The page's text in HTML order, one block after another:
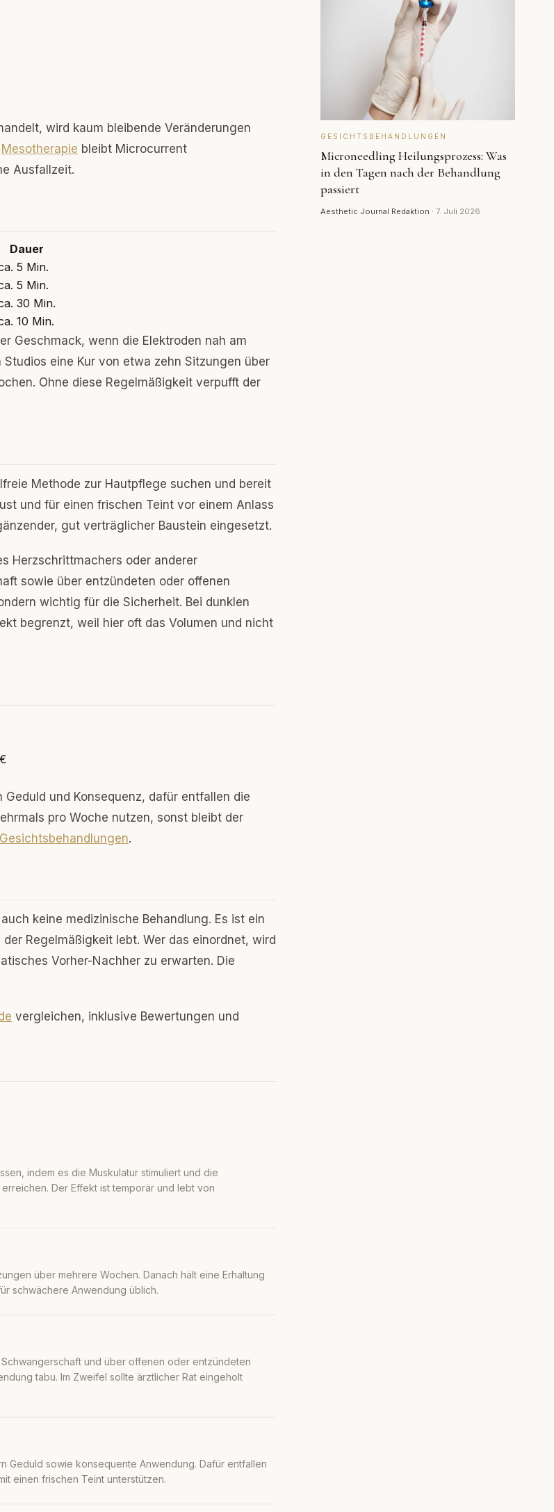
wird kaum bleibende Veränderungen
Mesotherapie bleibt Microcurrent
Ausfallzeit.
Dauer
5 Min.
5 Min.
30 Min.
10 Min.
Geschmack, wenn die Elektroden nah am
eine Kur von etwa zehn Sitzungen über
Ohne diese Regelmäßigkeit verpufft der
Methode zur Hautpflege suchen und bereit
und für einen frischen Teint vor einem Anlass
gut verträglicher Baustein eingesetzt.
Herzschrittmachers oder anderer
sowie über entzündeten oder offenen
wichtig für die Sicherheit. Bei dunklen
begrenzt, weil hier oft das Volumen und nicht
und Konsequenz, dafür entfallen die
pro Woche nutzen, sonst bleibt der
Gesichtsbehandlungen.
keine medizinische Behandlung. Es ist ein
Regelmäßigkeit lebt. Wer das einordnet, wird
Vorher-Nachher zu erwarten. Die
vergleichen, inklusive Bewertungen und
indem es die Muskulatur stimuliert und die
Der Effekt ist temporär und lebt von
über mehrere Wochen. Danach hält eine Erhaltung
schwächere Anwendung üblich.
und über offenen oder entzündeten
tabu. Im Zweifel sollte ärztlicher Rat eingeholt
Geduld sowie konsequente Anwendung. Dafür entfallen
einen frischen Teint unterstützen.
GESICHTSBEHANDLUNGEN
Microneedling Heilungsprozess: Was
in den Tagen nach der Behandlung
passiert
Aesthetic Journal Redaktion · 7. Juli 2026